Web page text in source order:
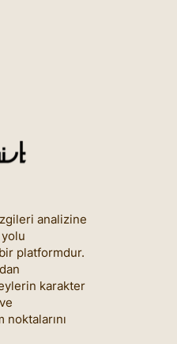
analizine
platformdur.
karakter